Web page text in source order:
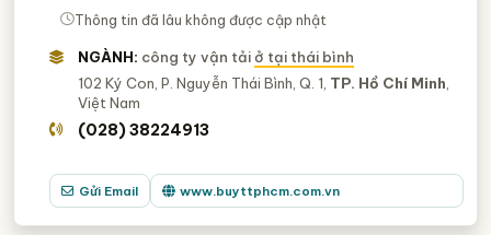
Thông tin đã lâu không được cập nhật
NGÀNH: công ty vận tảiở tại thái bình
102 Ký Con, P. Nguyễn Thái Bình, Q. 1, TP. Hồ Chí Minh
Việt Nam
(028) 38224913
Gửi Email www.buyttphcm.com.vn